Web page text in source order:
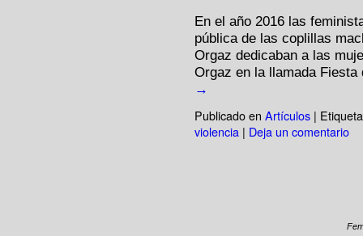
En el año 2016 las
pública de las coplillas
Orgaz dedicaban a las
Orgaz en la llamada
→
Publicado en Artículos |
violencia | Deja un comentario